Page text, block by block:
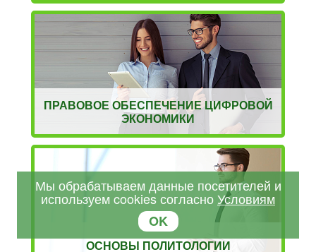
ПРАВОВОЕ ОБЕСПЕЧЕНИЕ ЦИФРОВОЙ
ЭКОНОМИКИ
ОСНОВЫ ПОЛИТОЛОГИИ
Мы обрабатываем данные посетителей и
используем cookies согласноУсловиям
OK